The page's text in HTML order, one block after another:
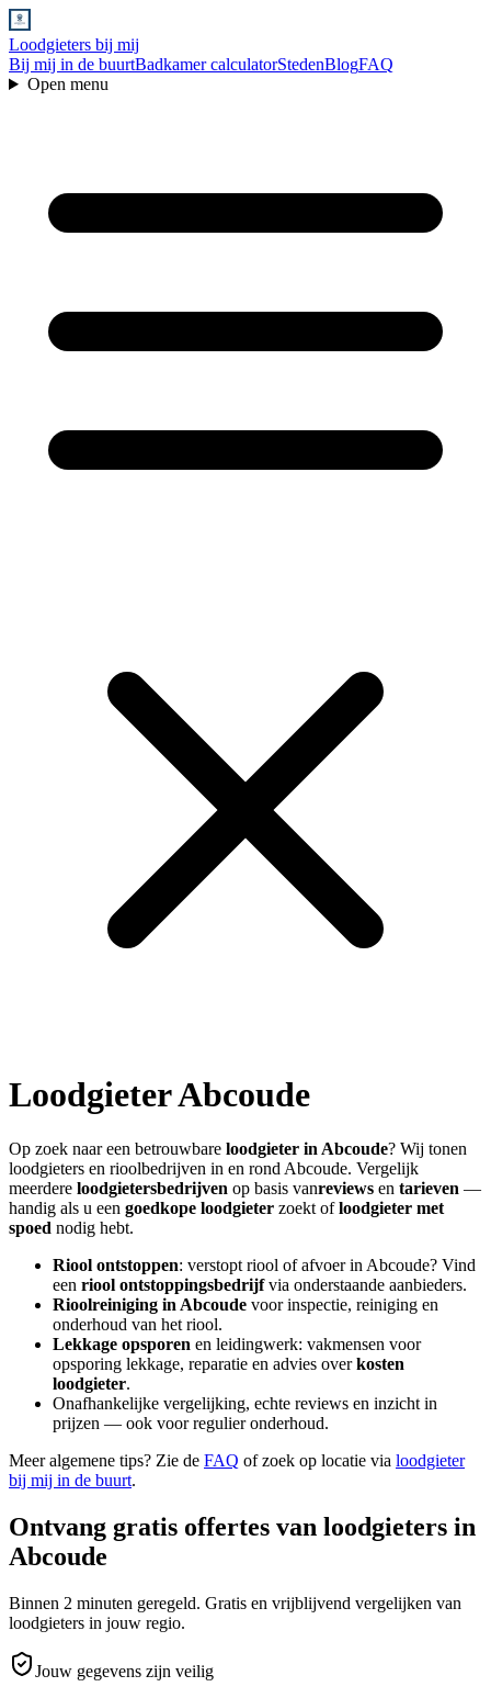
Loodgieters bij mij
Bij mij in de buurtBadkamer calculatorStedenBlogFAQ
Open menu
LoodgieterAbcoude
Op zoek naar een betrouwbare loodgieter in Abcoude? Wij tonen
loodgieters en rioolbedrijven in en rond Abcoude. Vergelijk
meerdere loodgietersbedrijven op basis vanreviews en tarieven —
handig als u een goedkope loodgieter zoekt ofloodgieter met
spoed nodig hebt.
Riool ontstoppen: verstopt riool of afvoer in Abcoude? Vind
een riool ontstoppingsbedrijfvia onderstaande aanbieders.
Rioolreiniging in Abcoude voor inspectie, reiniging en
onderhoud van het riool.
Lekkage opsporen en leidingwerk: vakmensen voor
opsporing lekkage, reparatie en advies overkosten
loodgieter.
Onafhankelijke vergelijking, echte reviews en inzicht in
prijzen — ook voor regulier onderhoud.
Meer algemene tips? Zie de FAQ of zoek op locatie via loodgieter
bij mij in de buurt.
Ontvang gratis offertes van loodgieters in
Abcoude
Binnen 2 minuten geregeld. Gratis en vrijblijvend vergelijken van
loodgieters in jouw regio.
Jouw gegevens zijn veilig